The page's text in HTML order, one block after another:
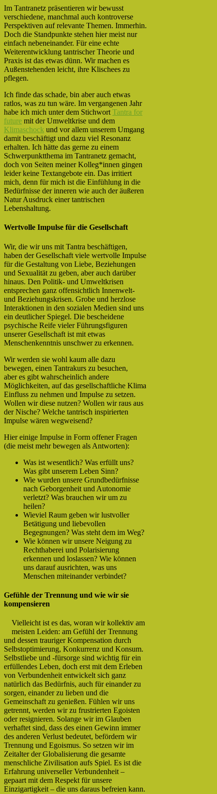
Im Tantranetz präsentieren wir bewusst
verschiedene, manchmal auch kontroverse
Perspektiven auf relevante Themen. Immerhin.
Doch die Standpunkte stehen hier meist nur
einfach nebeneinander. Für eine echte
Weiterentwicklung tantrischer Theorie und
Praxis ist das etwas dünn. Wir machen es
Außenstehenden leicht, ihre Klischees zu
pflegen.
Ich finde das schade, bin aber auch etwas
ratlos, was zu tun wäre. Im vergangenen Jahr
habe ich mich unter dem Stichwort Tantra for
future mit der Umweltkrise und dem
Klimaschock und vor allem unserem Umgang
damit beschäftigt und dazu viel Resonanz
erhalten. Ich hätte das gerne zu einem
Schwerpunktthema im Tantranetz gemacht,
doch von Seiten meiner Kolleg*innen gingen
leider keine Textangebote ein. Das irritiert
mich, denn für mich ist die Einfühlung in die
Bedürfnisse der inneren wie auch der äußeren
Natur Ausdruck einer tantrischen
Lebenshaltung.
Wertvolle Impulse für die Gesellschaft
Wir, die wir uns mit Tantra beschäftigen,
haben der Gesellschaft viele wertvolle Impulse
für die Gestaltung von Liebe, Beziehungen
und Sexualität zu geben, aber auch darüber
hinaus. Den Politik- und Umweltkrisen
entsprechen ganz offensichtlich Innenwelt-
und Beziehungskrisen. Grobe und herzlose
Interaktionen in den sozialen Medien sind uns
ein deutlicher Spiegel. Die bescheidene
psychische Reife vieler Führungsfiguren
unserer Gesellschaft ist mit etwas
Menschenkenntnis unschwer zu erkennen.
Wir werden sie wohl kaum alle dazu
bewegen, einen Tantrakurs zu besuchen,
aber es gibt wahrscheinlich andere
Möglichkeiten, auf das gesellschaftliche Klima
Einfluss zu nehmen und Impulse zu setzen.
Wollen wir diese nutzen? Wollen wir raus aus
der Nische? Welche tantrisch inspirierten
Impulse wären wegweisend?
Hier einige Impulse in Form offener Fragen
(die meist mehr bewegen als Antworten):
Was ist wesentlich? Was erfüllt uns?
Was gibt unserem Leben Sinn?
Wie wurden unsere Grundbedürfnisse
nach Geborgenheit und Autonomie
verletzt? Was brauchen wir um zu
heilen?
Wieviel Raum geben wir lustvoller
Betätigung und liebevollen
Begegnungen? Was steht dem im Weg?
Wie können wir unsere Neigung zu
Rechthaberei und Polarisierung
erkennen und loslassen? Wie können
uns darauf ausrichten, was uns
Menschen miteinander verbindet?
Gefühle der Trennung und wie wir sie
kompensieren
Vielleicht ist es das, woran wir kollektiv am
meisten Leiden: am Gefühl der Trennung
und dessen trauriger Kompensation durch
Selbstoptimierung, Konkurrenz und Konsum.
Selbstliebe und -fürsorge sind wichtig für ein
erfüllendes Leben, doch erst mit dem Erleben
von Verbundenheit entwickelt sich ganz
natürlich das Bedürfnis, auch für einander zu
sorgen, einander zu lieben und die
Gemeinschaft zu genießen. Fühlen wir uns
getrennt, werden wir zu frustrierten Egoisten
oder resignieren. Solange wir im Glauben
verhaftet sind, dass des einen Gewinn immer
des anderen Verlust bedeutet, befördern wir
Trennung und Egoismus. So setzen wir im
Zeitalter der Globalisierung die gesamte
menschliche Zivilisation aufs Spiel. Es ist die
Erfahrung universeller Verbundenheit –
gepaart mit dem Respekt für unsere
Einzigartigkeit – die uns daraus befreien kann.